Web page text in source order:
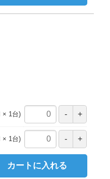
1 台
1 台
カートに入れる